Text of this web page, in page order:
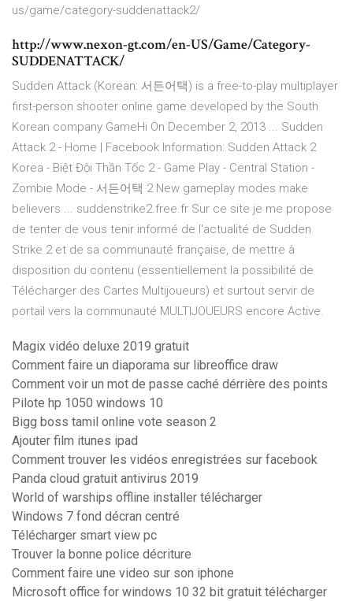
us/game/category-suddenattack2/
http://www.nexon-gt.com/en-US/Game/Category-
SUDDENATTACK/
Sudden Attack (Korean: 서든어택) is a free-to-play multiplayer
first-person shooter online game developed by the South
Korean company GameHi On December 2, 2013 ... Sudden
Attack 2 - Home | Facebook Information: Sudden Attack 2
Korea - Biệt Đội Thần Tốc 2 - Game Play - Central Station -
Zombie Mode - 서든어택 2 New gameplay modes make
believers ... suddenstrike2.free.fr Sur ce site je me propose
de tenter de vous tenir informé de l'actualité de Sudden
Strike 2 et de sa communauté française, de mettre à
disposition du contenu (essentiellement la possibilité de
Télécharger des Cartes Multijoueurs) et surtout servir de
portail vers la communauté MULTIJOUEURS encore Active.
Magix vidéo deluxe 2019 gratuit
Comment faire un diaporama sur libreoffice draw
Comment voir un mot de passe caché dérrière des points
Pilote hp 1050 windows 10
Bigg boss tamil online vote season 2
Ajouter film itunes ipad
Comment trouver les vidéos enregistrées sur facebook
Panda cloud gratuit antivirus 2019
World of warships offline installer télécharger
Windows 7 fond décran centré
Télécharger smart view pc
Trouver la bonne police décriture
Comment faire une video sur son iphone
Microsoft office for windows 10 32 bit gratuit télécharger